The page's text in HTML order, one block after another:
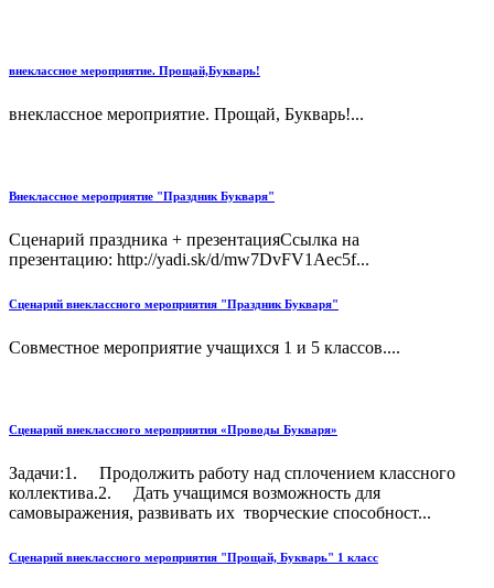
внеклассное мероприятие. Прощай,Букварь!
внеклассное мероприятие. Прощай, Букварь!...
Внеклассное мероприятие "Праздник Букваря"
Сценарий праздника + презентацияСсылка на
презентацию: http://yadi.sk/d/mw7DvFV1Aec5f...
Сценарий внеклассного мероприятия "Праздник Букваря"
Совместное мероприятие учащихся 1 и 5 классов....
Сценарий внеклассного мероприятия «Проводы Букваря»
Задачи:1. Продолжить работу над сплочением классного
коллектива.2. Дать учащимся возможность для
самовыражения, развивать их творческие способност...
Сценарий внеклассного мероприятия "Прощай, Букварь" 1 класс